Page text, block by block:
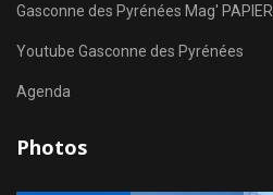
Gasconne des Pyrénées Mag' PAPIER
Youtube Gasconne des Pyrénées
Agenda
Photos